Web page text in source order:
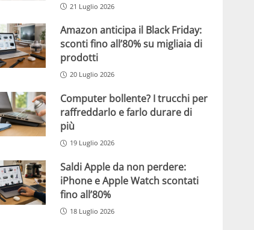
21 Luglio 2026
Amazon anticipa il Black Friday:
sconti fino all’80% su migliaia di
prodotti
20 Luglio 2026
Computer bollente? I trucchi per
raffreddarlo e farlo durare di
più
19 Luglio 2026
Saldi Apple da non perdere:
iPhone e Apple Watch scontati
fino all’80%
18 Luglio 2026